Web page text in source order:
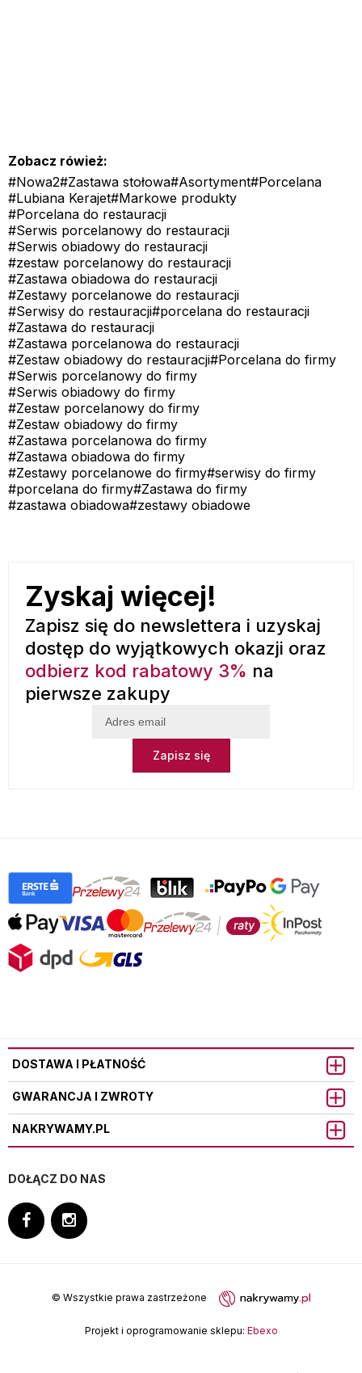
Zobacz rówież:
#Nowa2#Zastawa stołowa#Asortyment#Porcelana
#Lubiana Kerajet#Markowe produkty
#Porcelana do restauracji
#Serwis porcelanowy do restauracji
#Serwis obiadowy do restauracji
#zestaw porcelanowy do restauracji
#Zastawa obiadowa do restauracji
#Zestawy porcelanowe do restauracji
#Serwisy do restauracji#porcelana do restauracji
#Zastawa do restauracji
#Zastawa porcelanowa do restauracji
#Zestaw obiadowy do restauracji#Porcelana do firmy
#Serwis porcelanowy do firmy
#Serwis obiadowy do firmy
#Zestaw porcelanowy do firmy
#Zestaw obiadowy do firmy
#Zastawa porcelanowa do firmy
#Zastawa obiadowa do firmy
#Zestawy porcelanowe do firmy#serwisy do firmy
#porcelana do firmy#Zastawa do firmy
#zastawa obiadowa#zestawy obiadowe
Zyskaj więcej!
Zapisz się do newslettera i uzyskaj
dostęp do wyjątkowych okazji oraz
odbierz kod rabatowy 3% na
pierwsze zakupy
Zapisz się
DOSTAWA I PŁATNOŚĆ
GWARANCJA I ZWROTY
NAKRYWAMY.PL
DOŁĄCZ DO NAS
© Wszystkie prawa zastrzeżone
Projekt i oprogramowanie sklepu: Ebexo